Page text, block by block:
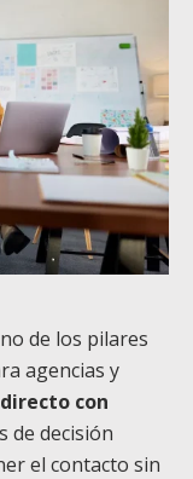
de los pilares
agencias y
con
de decisión
el contacto sin